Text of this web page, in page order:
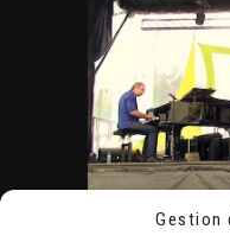
Gestion
ÉVÈNEMENTS